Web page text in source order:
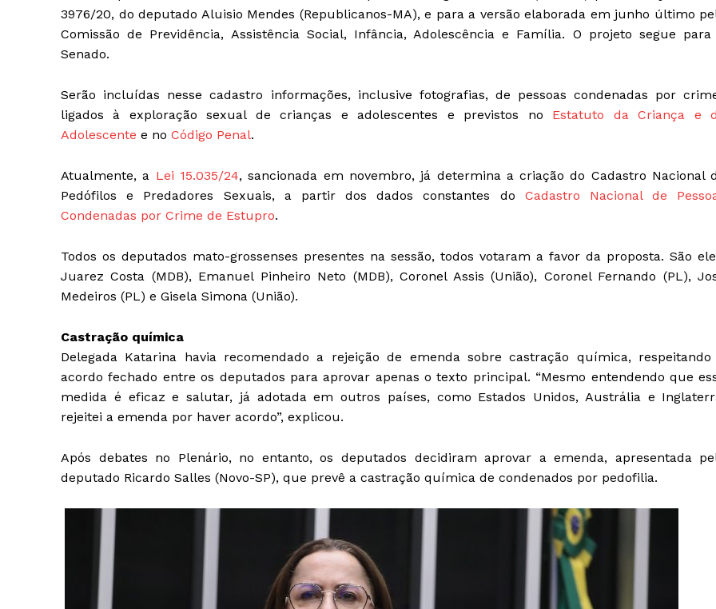
3976/20, do deputado Aluisio Mendes (Republicanos-MA), e para a versão elaborada em junho último
Comissão de Previdência, Assistência Social, Infância, Adolescência e Família. O projeto segue
Senado.
Serão incluídas nesse cadastro informações, inclusive fotografias, de pessoas condenadas por
ligados à exploração sexual de crianças e adolescentes e previstos no Estatuto da Criança e
Adolescente e no Código Penal.
Atualmente, a Lei 15.035/24, sancionada em novembro, já determina a criação do Cadastro Nacional
Pedófilos e Predadores Sexuais, a partir dos dados constantes do Cadastro Nacional de
Condenadas por Crime de Estupro.
Todos os deputados mato-grossenses presentes na sessão, todos votaram a favor da proposta. São
Juarez Costa (MDB), Emanuel Pinheiro Neto (MDB), Coronel Assis (União), Coronel Fernando (PL),
Medeiros (PL) e Gisela Simona (União).
Castração química
Delegada Katarina havia recomendado a rejeição de emenda sobre castração química,
acordo fechado entre os deputados para aprovar apenas o texto principal. “Mesmo entendendo que
medida é eficaz e salutar, já adotada em outros países, como Estados Unidos, Austrália e
rejeitei a emenda por haver acordo”, explicou.
Após debates no Plenário, no entanto, os deputados decidiram aprovar a emenda, apresentada
deputado Ricardo Salles (Novo-SP), que prevê a castração química de condenados por pedofilia.